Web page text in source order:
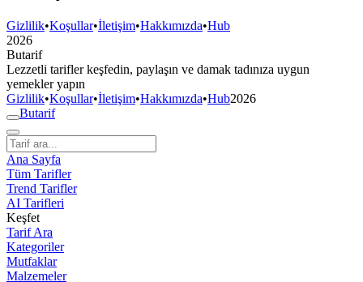
Gizlilik•Koşullar•İletişim•Hakkımızda•Hub
2026
Butarif
Lezzetli tarifler keşfedin, paylaşın ve damak tadınıza uygun
yemekler yapın
Gizlilik•Koşullar•İletişim•Hakkımızda•Hub2026
Butarif
Ana Sayfa
Tüm Tarifler
Trend Tarifler
AI Tarifleri
Keşfet
Tarif Ara
Kategoriler
Mutfaklar
Malzemeler